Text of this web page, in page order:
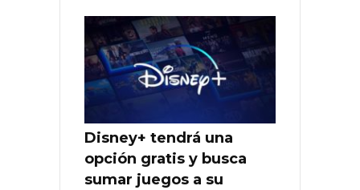
Disney+ tendrá una
opción gratis y busca
sumar juegos a su